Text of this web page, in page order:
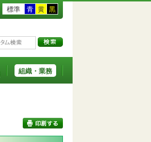
標準 青 黄 黒
組織・業務